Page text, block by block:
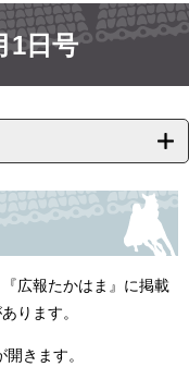
1日号
広報たかはま』に掲載
ります。
きます。